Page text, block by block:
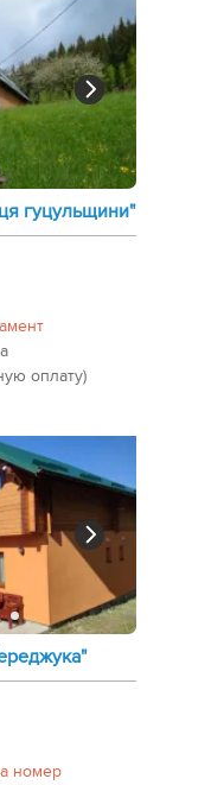
гуцульщини"
оплату)
номер